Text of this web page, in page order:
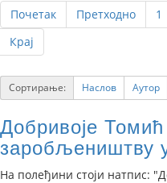
Почетак Претходно 1
Крај
Сортирање: Наслов Аутор
Добривоје
заробљеништву
На полеђини стоји натпис: